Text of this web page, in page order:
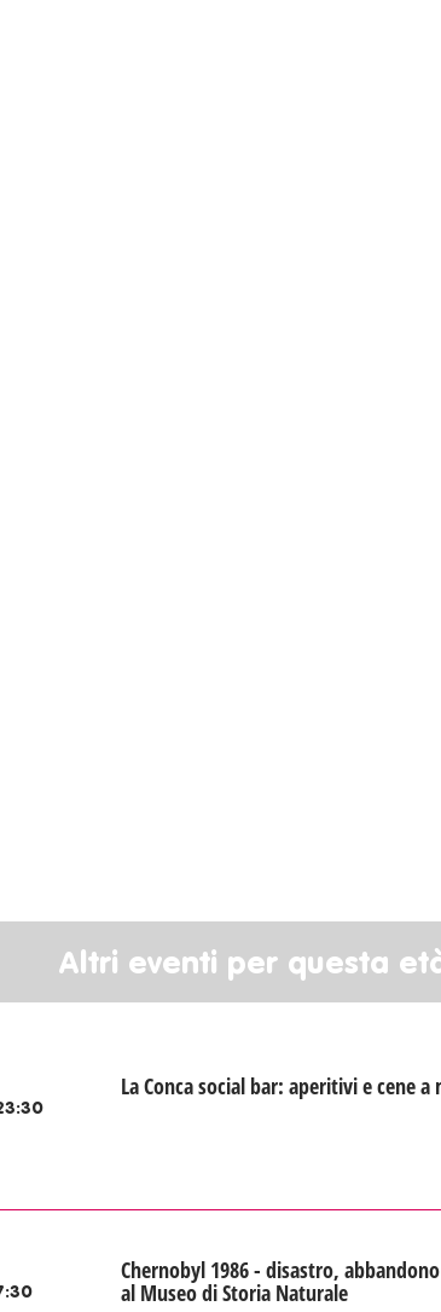
Altri eventi per questa
La Conca social bar: aperitivi e cene
Chernobyl 1986 - disastro,
al Museo di Storia Naturale